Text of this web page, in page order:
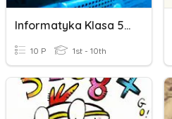
Informatyka Klasa 5 Część 3
10 P 1st - 10th